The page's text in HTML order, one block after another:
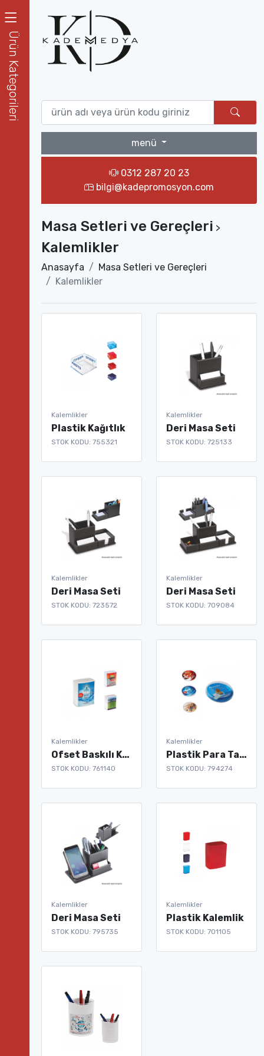
Ürün Kategorileri
menü
0312 287 20 23
bilgi@kadepromosyon.com
Masa Setleri ve Gereçleri >
Kalemlikler
Anasayfa
Masa Setleri ve Gereçleri
Kalemlikler
Kalemlikler
Plastik Kağıtlık
STOK KODU: 755321
Kalemlikler
Deri Masa Seti
STOK KODU: 725133
Kalemlikler
Deri Masa Seti
STOK KODU: 723572
Kalemlikler
Deri Masa Seti
STOK KODU: 709084
Kalemlikler
Ofset Baskılı Kalemlik
STOK KODU: 761140
Kalemlikler
Plastik Para Tabağı
STOK KODU: 794274
Kalemlikler
Deri Masa Seti
STOK KODU: 795735
Kalemlikler
Plastik Kalemlik
STOK KODU: 701105